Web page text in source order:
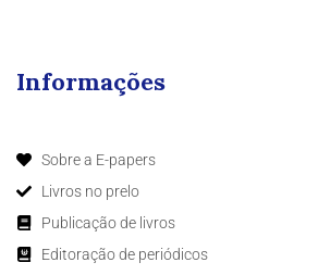
Informações
Sobre a E-papers
Livros no prelo
Publicação de livros
Editoração de periódicos